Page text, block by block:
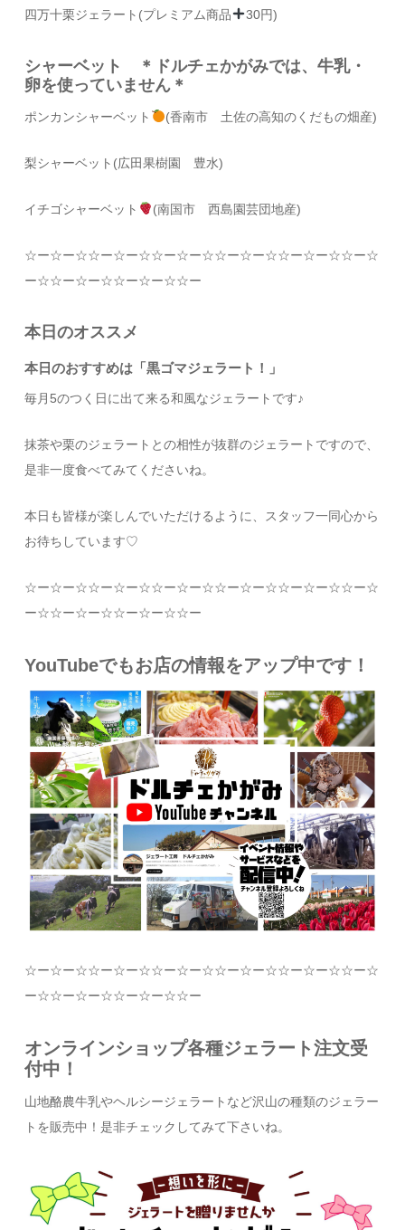
四万十栗ジェラート(プレミアム商品 30円)
シャーベット ＊ドルチェかがみでは、牛乳・
卵を使っていません＊
ポンカンシャーベット (香南市 土佐の高知のくだもの畑産)
梨シャーベット(広田果樹園 豊水)
イチゴシャーベット (南国市 西島園芸団地産)
☆ー☆ー☆☆ー☆ー☆☆ー☆ー☆☆ー☆ー☆☆ー☆ー☆☆ー☆
ー☆☆ー☆ー☆☆ー☆ー☆☆ー
本日のオススメ
本日のおすすめは「黒ゴマジェラート！」
毎月5のつく日に出て来る和風なジェラートです♪
抹茶や栗のジェラートとの相性が抜群のジェラートですので、
是非一度食べてみてくださいね。
本日も皆様が楽しんでいただけるように、スタッフ一同心から
お待ちしています♡
☆ー☆ー☆☆ー☆ー☆☆ー☆ー☆☆ー☆ー☆☆ー☆ー☆☆ー☆
ー☆☆ー☆ー☆☆ー☆ー☆☆ー
YouTubeでもお店の情報をアップ中です！
☆ー☆ー☆☆ー☆ー☆☆ー☆ー☆☆ー☆ー☆☆ー☆ー☆☆ー☆
ー☆☆ー☆ー☆☆ー☆ー☆☆ー
オンラインショップ各種ジェラート注文受
付中！
山地酪農牛乳やヘルシージェラートなど沢山の種類のジェラー
トを販売中！是非チェックしてみて下さいね。